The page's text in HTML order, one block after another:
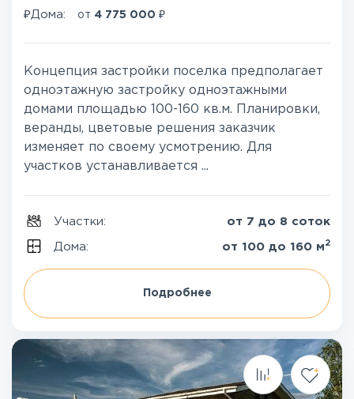
₽Дома: от 4 775 000 ₽
Концепция застройки поселка предполагает
одноэтажную застройку одноэтажными
домами площадью 100-160 кв.м. Планировки,
веранды, цветовые решения заказчик
изменяет по своему усмотрению. Для
участков устанавливается ...
Участки: от 7 до 8 соток
Дома: от 100 до 160 м 2
Подробнее